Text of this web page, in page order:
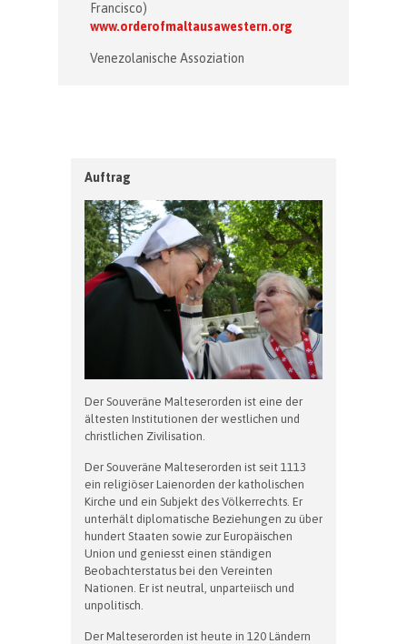
Francisco)
www.orderofmaltausawestern.org
Venezolanische Assoziation
Auftrag
Der Souveräne Malteserorden ist eine der
ältesten Institutionen der westlichen und
christlichen Zivilisation.
Der Souveräne Malteserorden ist seit 1113
ein religiöser Laienorden der katholischen
Kirche und ein Subjekt des Völkerrechts. Er
unterhält diplomatische Beziehungen zu über
hundert Staaten sowie zur Europäischen
Union und geniesst einen ständigen
Beobachterstatus bei den Vereinten
Nationen. Er ist neutral, unparteiisch und
unpolitisch.
Der Malteserorden ist heute in 120 Ländern